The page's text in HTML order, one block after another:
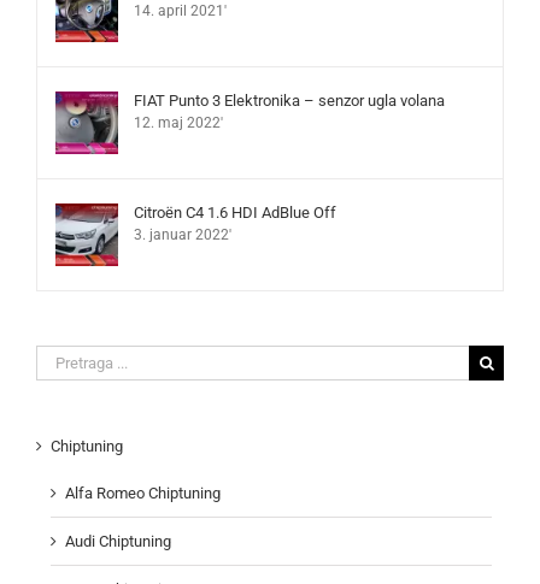
14. april 2021'
FIAT Punto 3 Elektronika – senzor ugla volana
12. maj 2022'
Citroën C4 1.6 HDI AdBlue Off
3. januar 2022'
Search
for:
Chiptuning
Alfa Romeo Chiptuning
Audi Chiptuning